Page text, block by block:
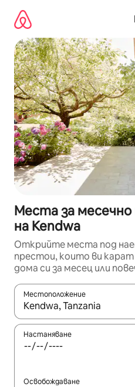
съдържанието
Места за месечно
на Kendwa
Открийте места под
престои, които ви
дома си за месец или
Местоположение
Когато резултатите се
Настаняване
Освобождаване